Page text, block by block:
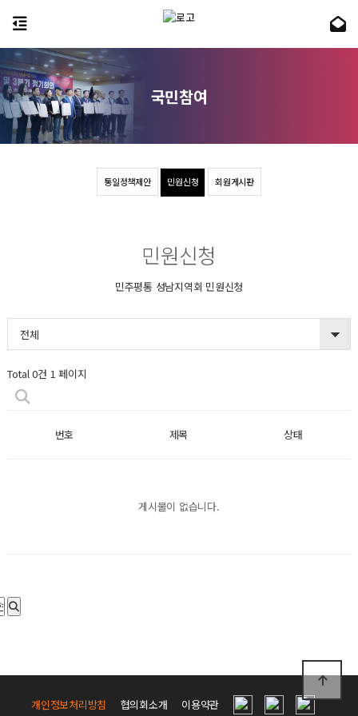
통일정책제안 민원신청 회원게시판
국민참여
민원신청
민주평통 성남지역회 민원신청
전체
Total 0건 1 페이지
번호 제목 상태
게시물이 없습니다.
개인정보처리방침 협의회소개 이용약관